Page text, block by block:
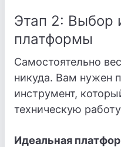
Этап 2: Выбор
платформы
Самостоятельно
никуда. Вам нужен
инструмент,
техническую
Идеальная